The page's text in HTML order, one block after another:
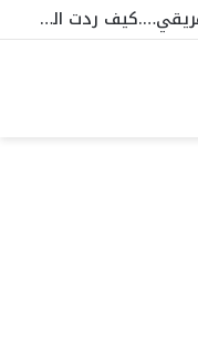
دجوليبا ومازيمبي في طريق الافريقي….كيف ردت الهيئة والإطار الفني الفعل… وتحركات عاجلة لحسم هذه الصفقات ….